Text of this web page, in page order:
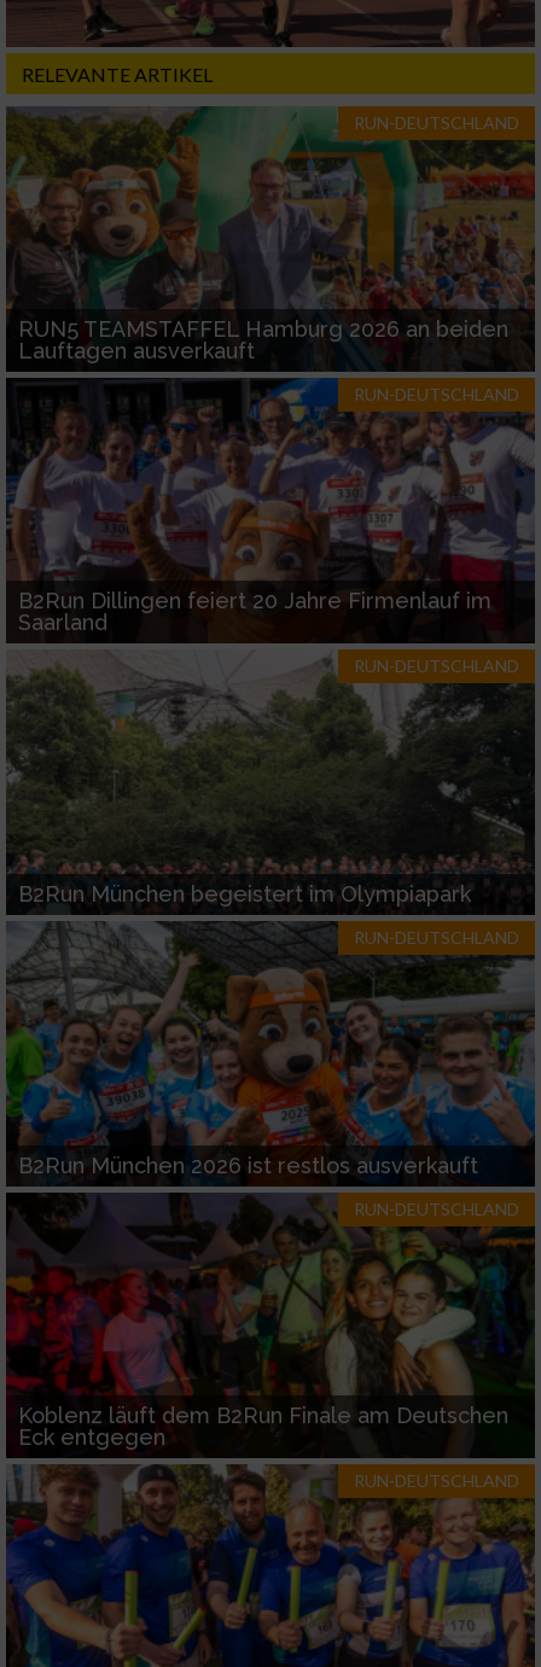
RELEVANTE ARTIKEL
RUN-DEUTSCHLAND
RUN5 TEAMSTAFFEL Hamburg 2026 an beiden
Lauftagen ausverkauft
RUN-DEUTSCHLAND
B2Run Dillingen feiert 20 Jahre Firmenlauf im
Saarland
RUN-DEUTSCHLAND
B2Run München begeistert im Olympiapark
RUN-DEUTSCHLAND
B2Run München 2026 ist restlos ausverkauft
RUN-DEUTSCHLAND
Koblenz läuft dem B2Run Finale am Deutschen
Eck entgegen
RUN-DEUTSCHLAND
Entwicklung und Verbesserung der Angebote
Verwendung reduzierter Daten zur Auswahl
von Inhalten
IAB-Besonderheiten:
Verwendung genauer Standortdaten
Geräte anhand von aktiv angeforderten
Informationen identifizieren
Nicht-IAB-Verarbeitungszwecke:
Notwendig
Performance
Funktional
Werbung